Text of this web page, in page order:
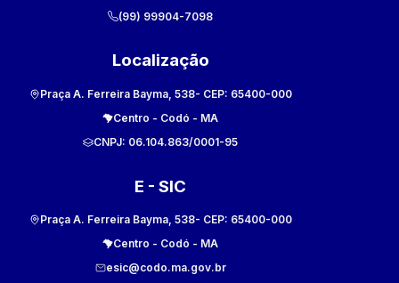
(99) 99904-7098
Localização
Praça A. Ferreira Bayma, 538- CEP: 65400-000
Centro - Codó - MA
CNPJ: 06.104.863/0001-95
E - SIC
Praça A. Ferreira Bayma, 538- CEP: 65400-000
Centro - Codó - MA
esic@codo.ma.gov.br